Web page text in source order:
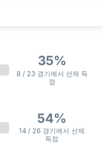
35%
8 / 23 경기에서 선제 득
점
54%
14 / 26 경기에서 선제
득점